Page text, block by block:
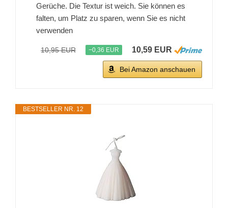
Gerüche. Die Textur ist weich. Sie können es
falten, um Platz zu sparen, wenn Sie es nicht
verwenden
10,95 EUR −0,36 EUR 10,59 EUR
Bei Amazon anschauen
BESTSELLER NR. 12